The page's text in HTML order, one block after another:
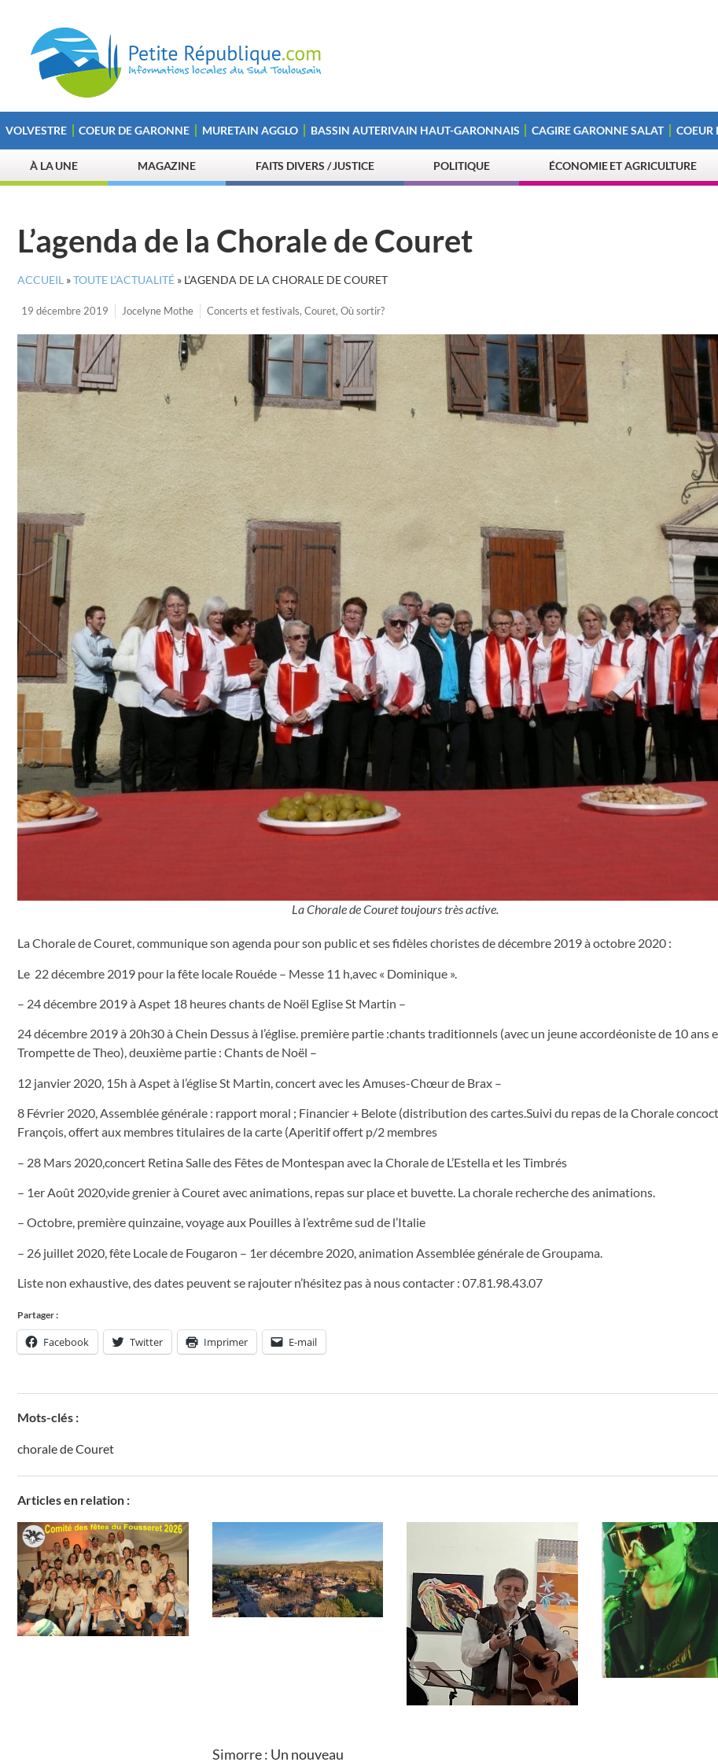
VOLVESTRE COEUR DE GARONNE MURETAIN AGGLO BASSIN AUTERIVAIN HAUT-GARONNAIS CAGIRE GARONNE SALAT COEUR
À LA UNE MAGAZINE FAITS DIVERS / JUSTICE POLITIQUE ÉCONOMIE ET AGRICULTURE
L’agenda de la Chorale de Couret
ACCUEIL »TOUTE L’ACTUALITÉ » L’AGENDA DE LA CHORALE DE COURET
19 décembre 2019 Jocelyne Mothe Concerts et festivals, Couret, Où sortir?
La Chorale de Couret toujours très active.
La Chorale de Couret, communique son agenda pour son public et ses fidèles choristes de décembre 2019 à octobre 2020 :
Le 22 décembre 2019 pour la fête locale Rouéde – Messe 11 h,avec « Dominique ».
– 24 décembre 2019 à Aspet 18 heures chants de Noël Eglise St Martin –
24 décembre 2019 à 20h30 à Chein Dessus à l’église. première partie :chants traditionnels (avec un jeune accordéoniste de 10 ans
Trompette de Theo), deuxième partie : Chants de Noël –
12 janvier 2020, 15h à Aspet à l’église St Martin, concert avec les Amuses-Chœur de Brax –
8 Février 2020, Assemblée générale : rapport moral ; Financier + Belote (distribution des cartes.Suivi du repas de la Chorale
François, offert aux membres titulaires de la carte (Aperitif offert p/2 membres
– 28 Mars 2020,concert Retina Salle des Fêtes de Montespan avec la Chorale de L’Estella et les Timbrés
– 1er Août 2020,vide grenier à Couret avec animations, repas sur place et buvette. La chorale recherche des animations.
– Octobre, première quinzaine, voyage aux Pouilles à l’extrême sud de l’Italie
– 26 juillet 2020, fête Locale de Fougaron – 1er décembre 2020, animation Assemblée générale de Groupama.
Liste non exhaustive, des dates peuvent se rajouter n’hésitez pas à nous contacter : 07.81.98.43.07
Partager :
Facebook Twitter Imprimer E-mail
Mots-clés :
chorale de Couret
Articles en relation :
Simorre : Un nouveau